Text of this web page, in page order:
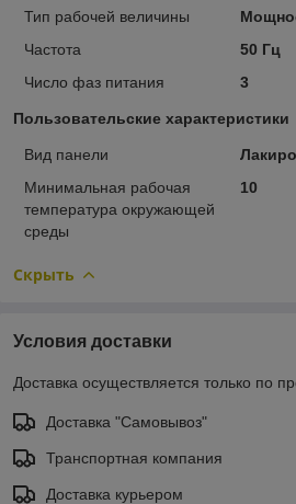
Тип рабочей величины
Частота
50 Гц
Число фаз питания
3
Пользовательские характеристики
Вид панели
Минимальная рабочая
температура окружающей
среды
10
Скрыть
Условия доставки
Доставка осуществляется только по
Доставка "Самовывоз"
Транспортная компания
Доставка курьером